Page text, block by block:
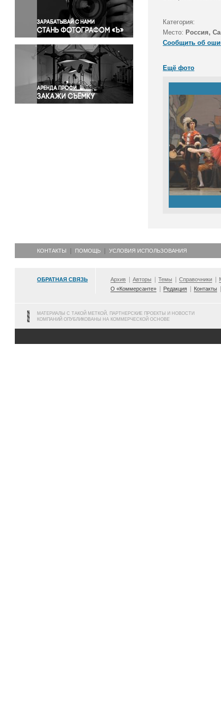
Правосудие
Происшествия и конфликты
Религия
Светская жизнь
Спорт
Экология
Экономика и бизнес
Категория:
Место: Россия,
Сообщить об
Ещё фото
КОНТАКТЫ ПОМОЩЬ УСЛОВИЯ ИСПОЛЬЗОВАНИЯ
ОБРАТНАЯ СВЯЗЬ Архив Авторы Темы Справочники
О «Коммерсанте»
Редакция Контакты
МАТЕРИАЛЫ С ТАКОЙ МЕТКОЙ, ПАРТНЕРСКИЕ ПРОЕКТЫ И НОВОСТИ
КОМПАНИЙ ОПУБЛИКОВАНЫ НА КОММЕРЧЕСКОЙ ОСНОВЕ